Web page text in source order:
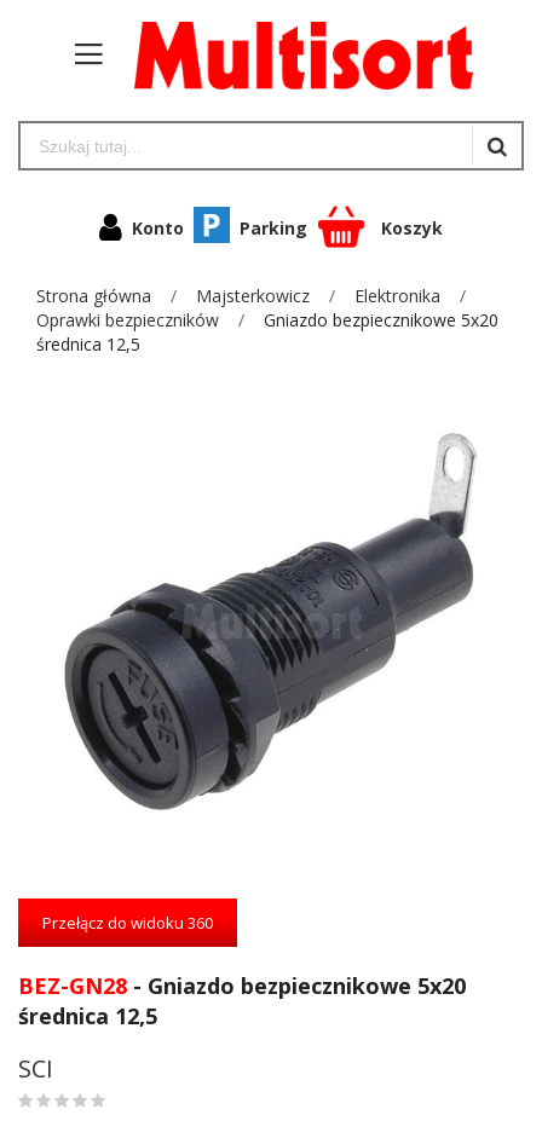
Konto Parking Koszyk
Strona główna Majsterkowicz
Elektronika
Oprawki bezpieczników
Gniazdo bezpiecznikowe 5x20
średnica 12,5
Przejdź
początek
Przełącz do widoku 360
BEZ-GN28 - Gniazdo bezpiecznikowe 5x20
średnica 12,5
SCI